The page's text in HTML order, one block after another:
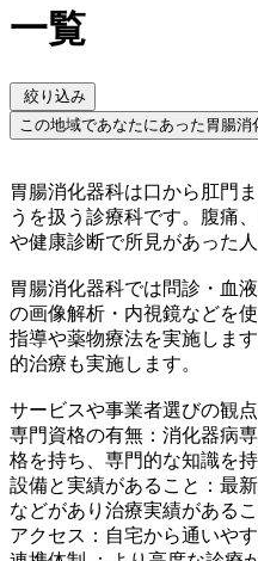
一覧
絞り込み
この地域であなたにあった胃腸
胃腸消化器科は口から肛門
うを扱う診療科です。腹痛
や健康診断で所見があった
胃腸消化器科では問診・血
の画像解析・内視鏡などを
指導や薬物療法を実施しま
的治療も実施します。
サービスや事業者選びの観点
専門資格の有無：消化器病
格を持ち、専門的な知識を
設備と実績があること：最
などがあり治療実績がある
アクセス：自宅から通いや